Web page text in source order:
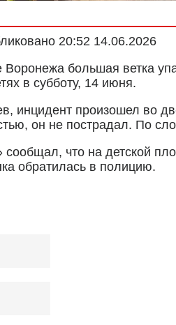
20:52 14.06.2026
Воронежа большая ветка
в субботу, 14 июня.
инцидент произошел во
он не пострадал. По
что на детской
обратилась в полицию.